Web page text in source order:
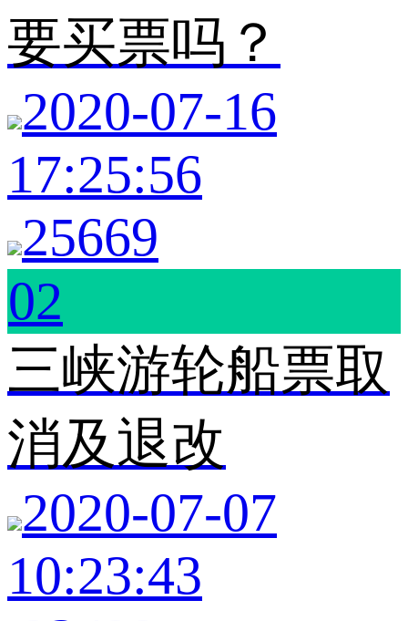
要买票吗？
2020-07-16
17:25:56
25669
02
三峡游轮船票取
消及退改
2020-07-07
10:23:43